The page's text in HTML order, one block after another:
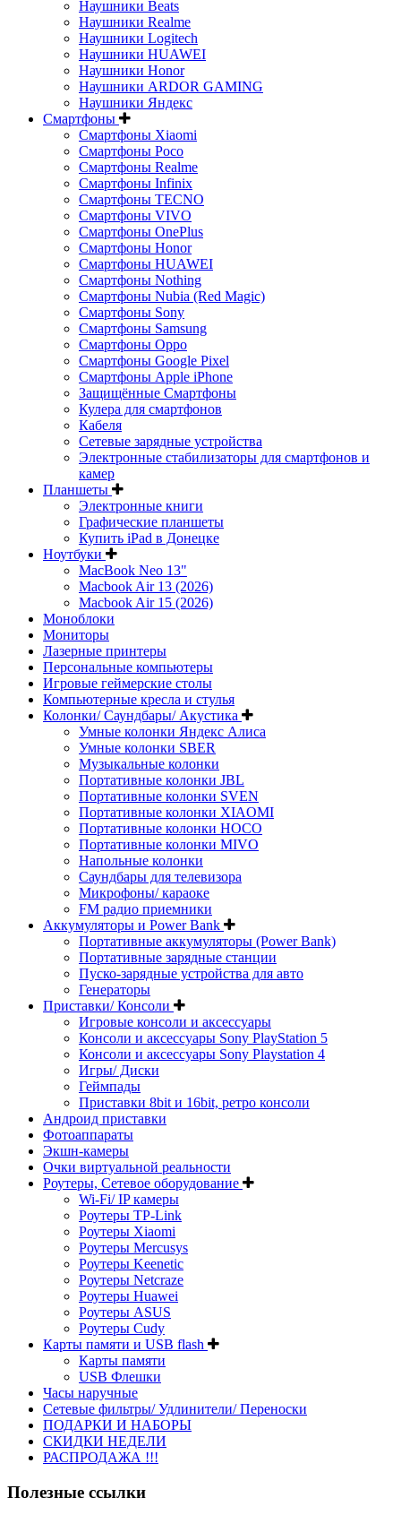
Наушники Beats
Наушники Realme
Наушники Logitech
Наушники HUAWEI
Наушники Honor
Наушники ARDOR GAMING
Наушники Яндекс
Смартфоны
Смартфоны Xiaomi
Смартфоны Poco
Смартфоны Realme
Смартфоны Infinix
Смартфоны TECNO
Смартфоны VIVO
Смартфоны OnePlus
Смартфоны Honor
Смартфоны HUAWEI
Смартфоны Nothing
Смартфоны Nubia (Red Magic)
Смартфоны Sony
Смартфоны Samsung
Смартфоны Oppo
Смартфоны Google Pixel
Смартфоны Apple iPhone
Защищённые Смартфоны
Кулера для смартфонов
Кабеля
Сетевые зарядные устройства
Электронные стабилизаторы для смартфонов и
камер
Планшеты
Электронные книги
Графические планшеты
Купить iPad в Донецке
Ноутбуки
MacBook Neo 13"
Macbook Air 13 (2026)
Macbook Air 15 (2026)
Моноблоки
Мониторы
Лазерные принтеры
Персональные компьютеры
Игровые геймерские столы
Компьютерные кресла и стулья
Колонки/ Саундбары/ Акустика
Умные колонки Яндекс Алиса
Умные колонки SBER
Музыкальные колонки
Портативные колонки JBL
Портативные колонки SVEN
Портативные колонки XIAOMI
Портативные колонки HOCO
Портативные колонки MIVO
Напольные колонки
Саундбары для телевизора
Микрофоны/ караоке
FM радио приемники
Аккумуляторы и Power Bank
Портативные аккумуляторы (Power Bank)
Портативные зарядные станции
Пуско-зарядные устройства для авто
Генераторы
Приставки/ Консоли
Игровые консоли и аксессуары
Консоли и аксессуары Sony PlayStation 5
Консоли и аксессуары Sony Playstation 4
Игры/ Диски
Геймпады
Приставки 8bit и 16bit, ретро консоли
Андроид приставки
Фотоаппараты
Экшн-камеры
Очки виртуальной реальности
Роутеры, Сетевое оборудование
Wi-Fi/ IP камеры
Роутеры TP-Link
Роутеры Xiaomi
Роутеры Mercusys
Роутеры Keenetic
Роутеры Netcraze
Роутеры Huawei
Роутеры ASUS
Роутеры Cudy
Карты памяти и USB flash
Карты памяти
USB Флешки
Часы наручные
Сетевые фильтры/ Удлинители/ Переноски
ПОДАРКИ И НАБОРЫ
СКИДКИ НЕДЕЛИ
РАСПРОДАЖА !!!
Полезные ссылки